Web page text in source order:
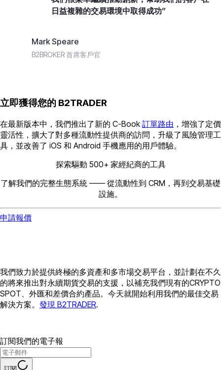
日益複雜的交易環境中取得成功”
Mark Speare
B2BROKER 首席客戶官
立即獲得您的 B2TRADER
在最新版本中，我們推出了新的 C-Book 訂單路由 ，增強了定價
靈活性，擴大了對多種流動性提供商的訪問，升級了風險管理工
具，並改善了 iOS 和 Android 手機應用的用戶體驗。
探索驅動 500+ 家經紀商的工具
了解我們的完整生態系統 —— 從流動性到 CRM，再到交易基礎
設施。
申請報價
我們致力於提供終極的多資產和多市場交易平台，並計劃在不久
的將來推出對永續期貨交易的支援，以補充我們現有的CRYPTO
SPOT、外匯和差價合約產品。今天就開始利用我們的最佳交易
解決方案。 發現 B2TRADER.
訂閱我們的電子報